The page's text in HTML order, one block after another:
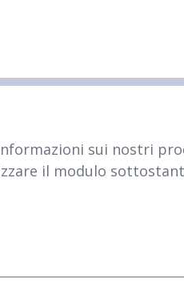
sui nostri
il modulo